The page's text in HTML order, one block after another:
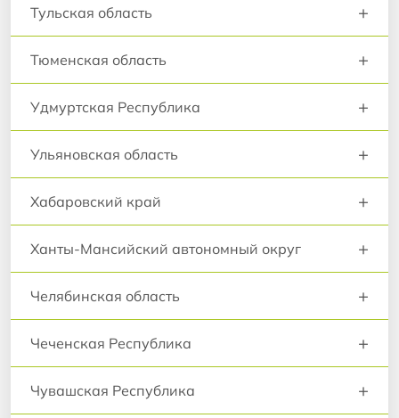
Тульская область +
Тюменская область +
Удмуртская Республика +
Ульяновская область +
Хабаровский край +
Ханты-Мансийский автономный округ +
Челябинская область +
Чеченская Республика +
Чувашская Республика +